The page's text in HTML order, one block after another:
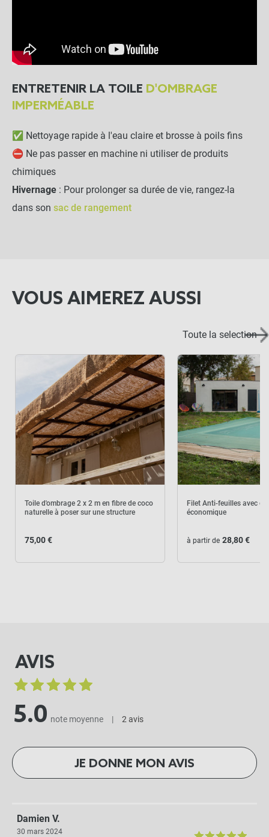
ENTRETENIR LA TOILE D'OMBRAGE
IMPERMÉABLE
✅ Nettoyage rapide à l'eau claire et brosse à poils fins
⛔ Ne pas passer en machine ni utiliser de produits
chimiques
Hivernage : Pour prolonger sa durée de vie, rangez-la
dans son sac de rangement
VOUS AIMEREZ AUSSI
Toute la selection
Toile d'ombrage 2 x 2 m en fibre de coco
naturelle à poser sur une structure
75,00 €
Filet Anti-feuilles avec
économique
à partir de 28,80 €
AVIS
5.0 note moyenne | 2 avis
JE DONNE MON AVIS
Damien V.
30 mars 2024